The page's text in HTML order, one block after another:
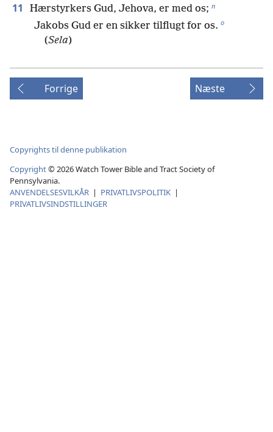
11 Hærstyrkers Gud, Jehova, er med os; n
Jakobs Gud er en sikker tilflugt for os. o
(Sela)
Forrige Næste
Copyrights til denne publikation
Copyright©2026Watch Tower Bible and Tract Society of
Pennsylvania.
ANVENDELSESVILKÅR | PRIVATLIVSPOLITIK |
PRIVATLIVSINDSTILLINGER